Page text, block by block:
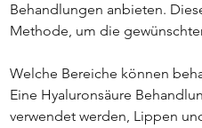
Behandlungen anbieten.
Methode, um die
Welche Bereiche können
Eine Hyaluronsäure
verwendet werden, Lippen